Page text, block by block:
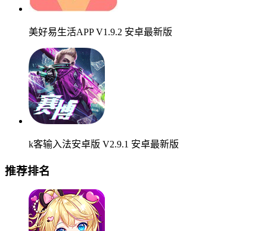
美好易生活APP V1.9.2 安卓最新版
k客输入法安卓版 V2.9.1 安卓最新版
推荐排名